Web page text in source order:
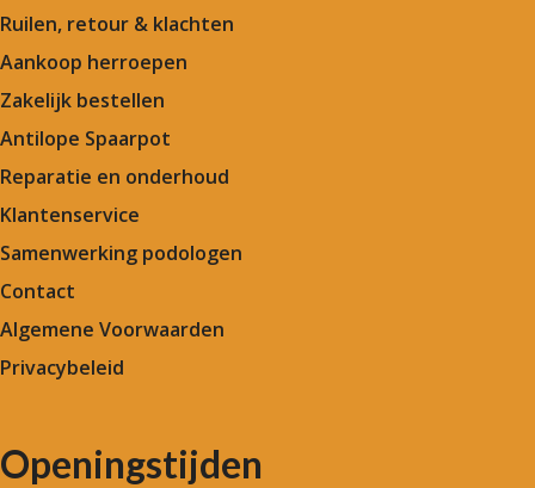
Ruilen, retour & klachten
Aankoop herroepen
Zakelijk bestellen
Antilope Spaarpot
Reparatie en onderhoud
Klantenservice
Samenwerking podologen
Contact
Algemene Voorwaarden
Privacybeleid
Openingstijden